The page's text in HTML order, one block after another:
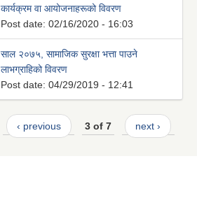
कार्यक्रम वा आयोजनाहरूको विवरण
Post date: 02/16/2020 - 16:03
साल २०७५, सामाजिक सुरक्षा भत्ता पाउने
लाभग्राहिको विवरण
Post date: 04/29/2019 - 12:41
‹ previous 3 of 7 next ›